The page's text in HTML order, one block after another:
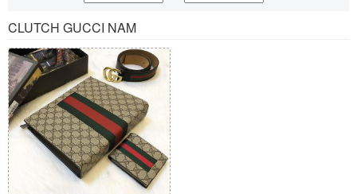
CLUTCH GUCCI NAM